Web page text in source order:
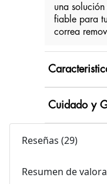
una
fiable para
correa
Cuidado y
Reseñas (29)
Resumen de